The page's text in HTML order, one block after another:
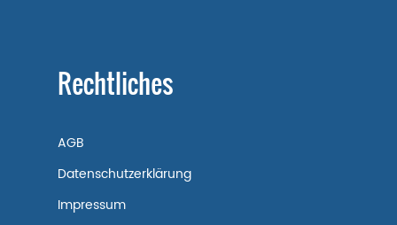
Rechtliches
AGB
Datenschutzerklärung
Impressum